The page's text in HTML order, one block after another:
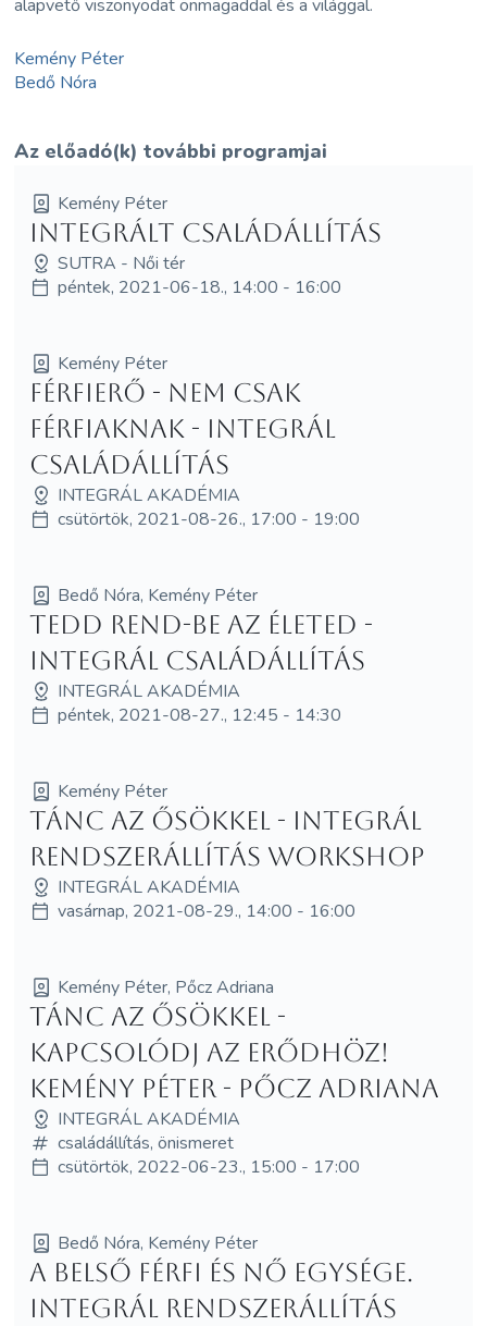
alapvető viszonyodat önmagaddal és a világgal.
Kemény Péter
Bedő Nóra
Az előadó(k) további programjai
Kemény Péter
Integrált családállítás
SUTRA - Női tér
péntek, 2021-06-18., 14:00 - 16:00
Kemény Péter
Férfierő - nem csak
férfiaknak - integrál
családállítás
INTEGRÁL AKADÉMIA
csütörtök, 2021-08-26., 17:00 - 19:00
Bedő Nóra, Kemény Péter
Tedd REND-be az életed -
integrál családállítás
INTEGRÁL AKADÉMIA
péntek, 2021-08-27., 12:45 - 14:30
Kemény Péter
Tánc az ősökkel - Integrál
rendszerállítás workshop
INTEGRÁL AKADÉMIA
vasárnap, 2021-08-29., 14:00 - 16:00
Kemény Péter, Pőcz Adriana
Tánc az Ősökkel -
kapcsolódj az erődhöz!
Kemény Péter - Pőcz Adriana
INTEGRÁL AKADÉMIA
családállítás, önismeret
csütörtök, 2022-06-23., 15:00 - 17:00
Bedő Nóra, Kemény Péter
A belső férfi és nő egysége.
Integrál rendszerállítás